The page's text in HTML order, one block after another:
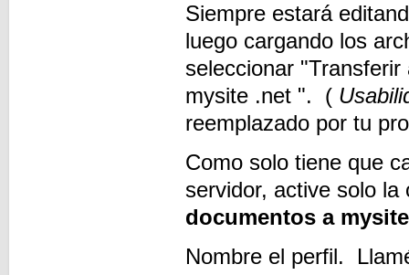
Siempre estará
luego cargando los
seleccionar
mysite .net ". (
reemplazado por tu
Como solo tiene que
servidor, active solo
documentos a
Nombre el perfil.